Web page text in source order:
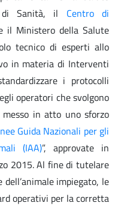
di Sanità, il Centro di
il Ministero della Salute
tecnico di esperti allo
in materia di Interventi
i protocolli
operatori che svolgono
in atto uno sforzo
Guida Nazionali per gli
(IAA)”, approvate in
2015. Al fine di tutelare
impiegato, le
operativi per la corretta